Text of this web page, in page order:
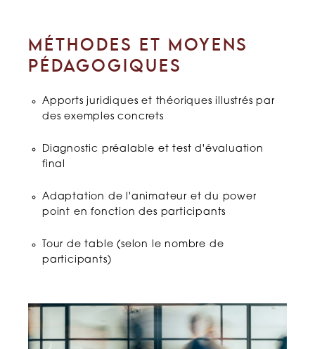
MÉTHODES ET MOYENS
PÉDAGOGIQUES
Apports juridiques et théoriques illustrés par
des exemples concrets
Diagnostic préalable et test d'évaluation
final
Adaptation de l'animateur et du power
point en fonction des participants
Tour de table (selon le nombre de
participants)